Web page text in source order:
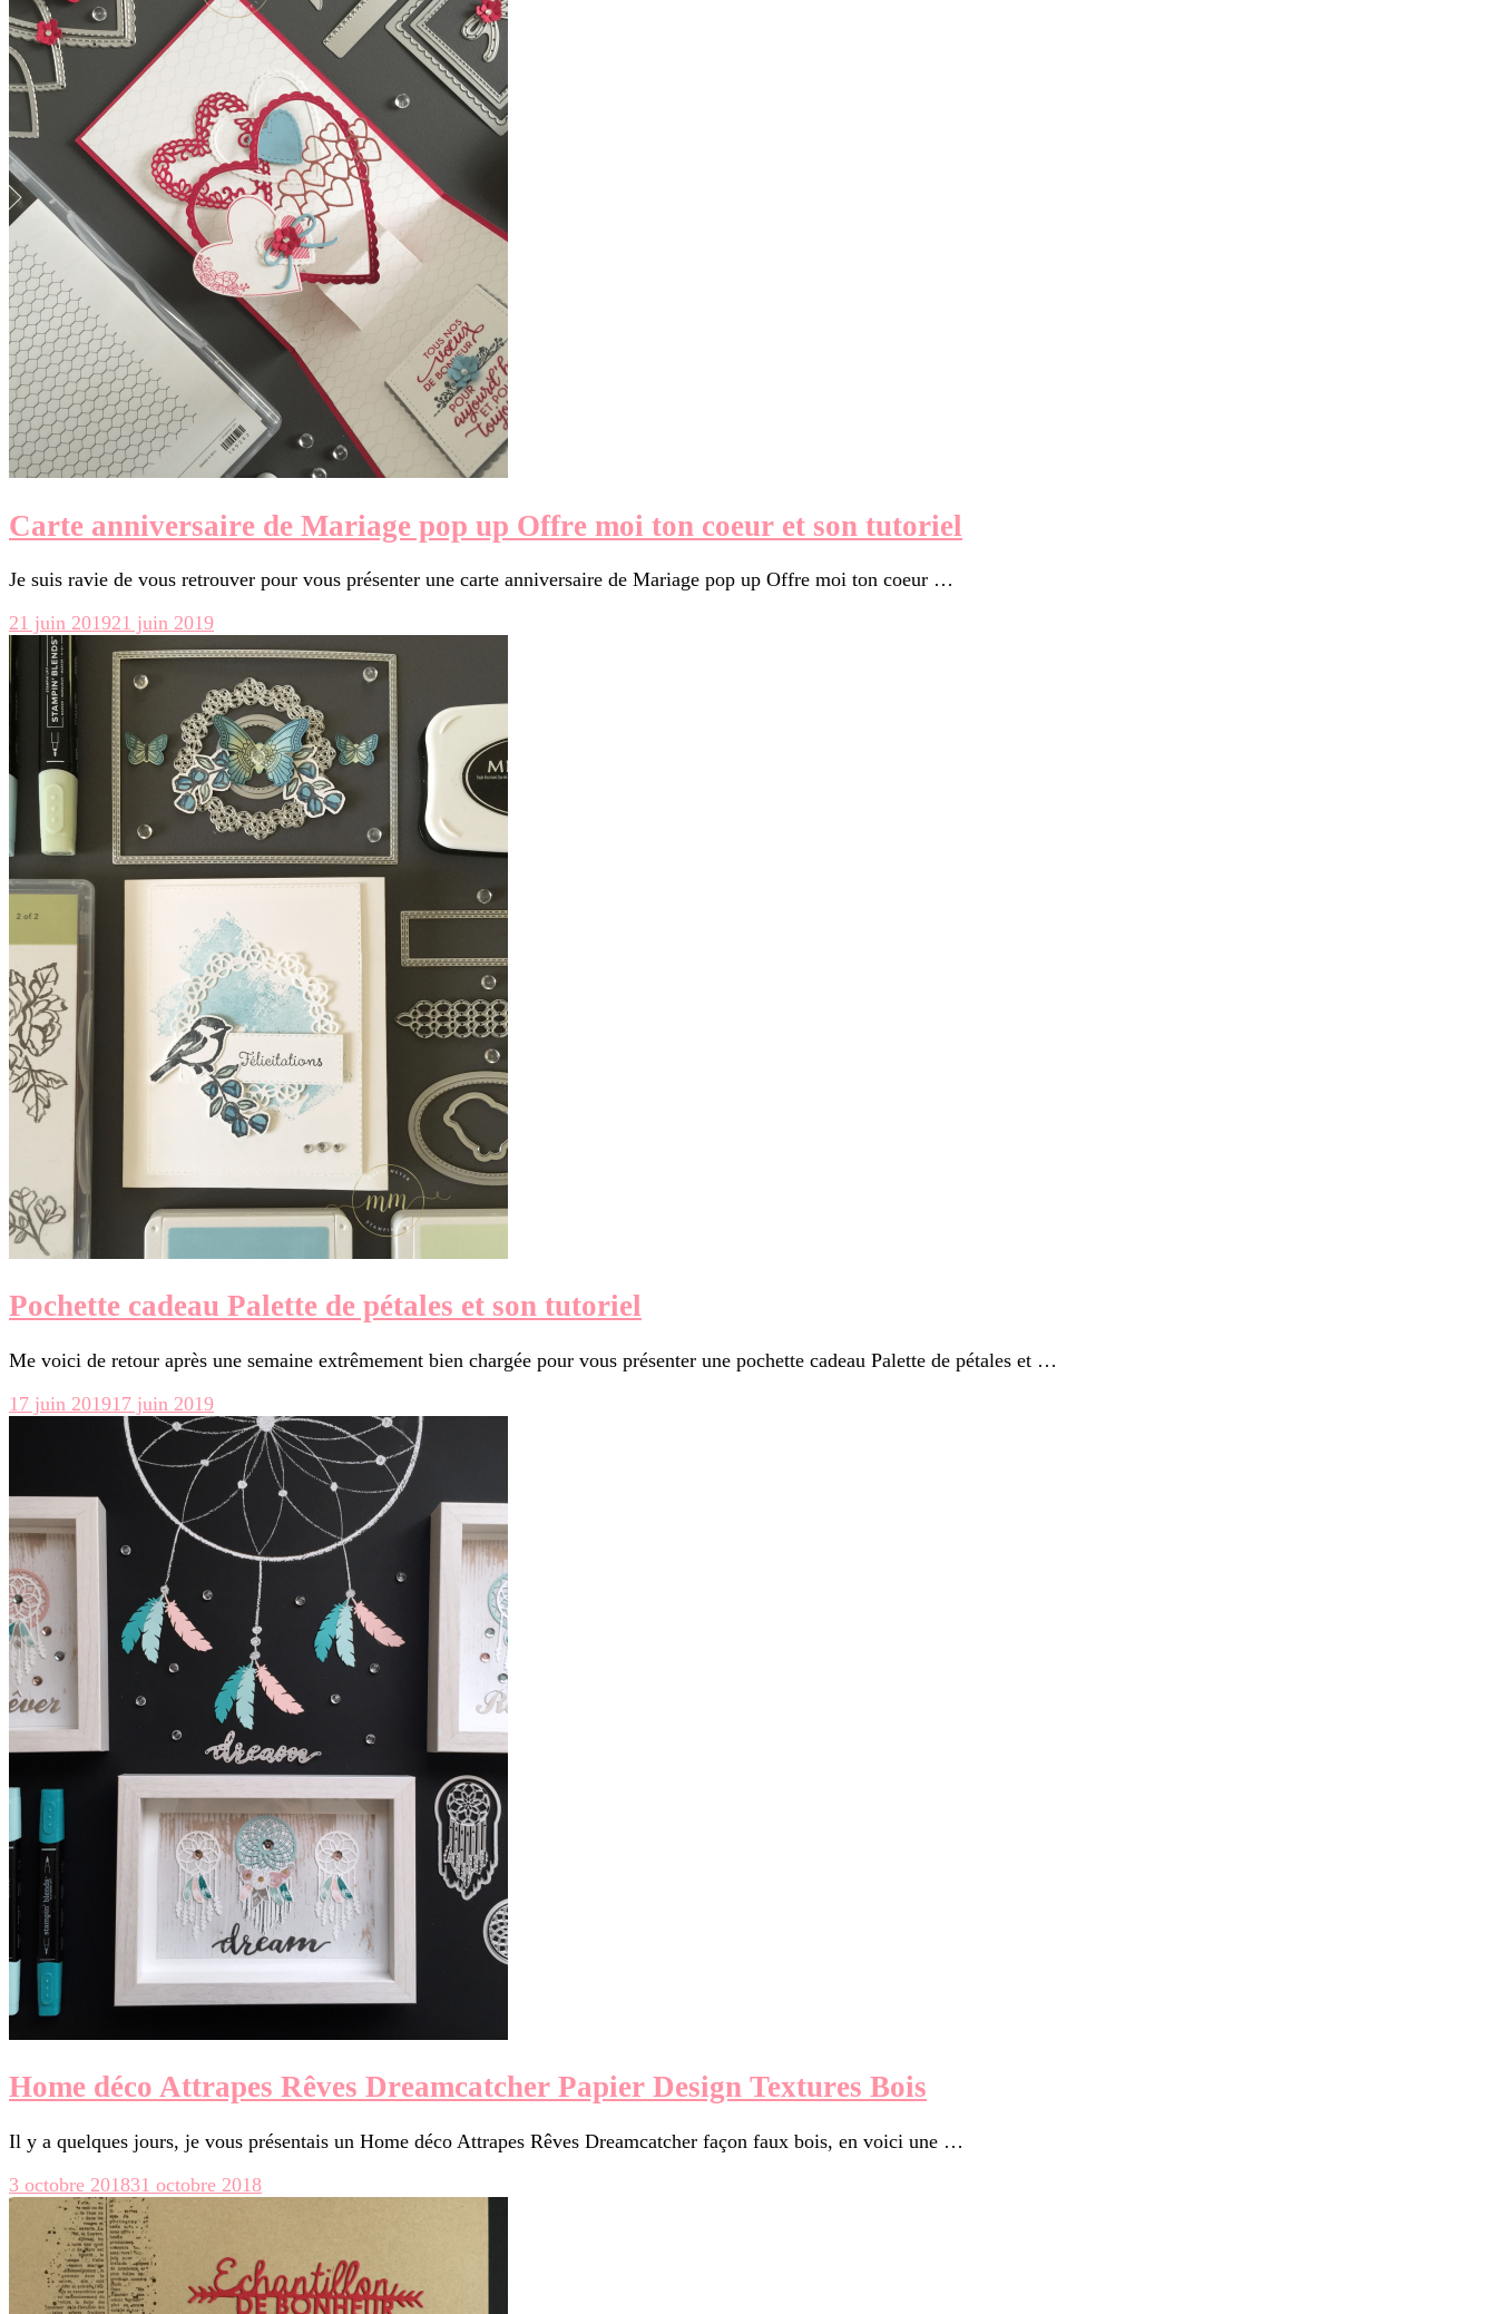
Carte anniversaire de Mariage pop up Offre moi ton coeur et son tutoriel
Je suis ravie de vous retrouver pour vous présenter une carte anniversaire de Mariage pop up Offre moi ton coeur …
21 juin 201921 juin 2019
Pochette cadeau Palette de pétales et son tutoriel
Me voici de retour après une semaine extrêmement bien chargée pour vous présenter une pochette cadeau Palette de pétales et …
17 juin 201917 juin 2019
Home déco Attrapes Rêves Dreamcatcher Papier Design Textures Bois
Il y a quelques jours, je vous présentais un Home déco Attrapes Rêves Dreamcatcher façon faux bois, en voici une …
3 octobre 201831 octobre 2018